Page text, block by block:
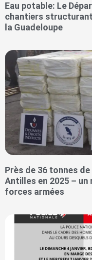
Eau potable: Le
chantiers
la Guadeloupe
Près de 36 tonnes
Antilles en 2025 –
forces armées